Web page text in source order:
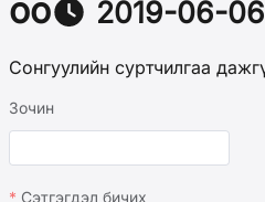
оо 2019-06-
Сонгуулийн суртчилгаа
Зочин
Сэтгэгдэл бичих